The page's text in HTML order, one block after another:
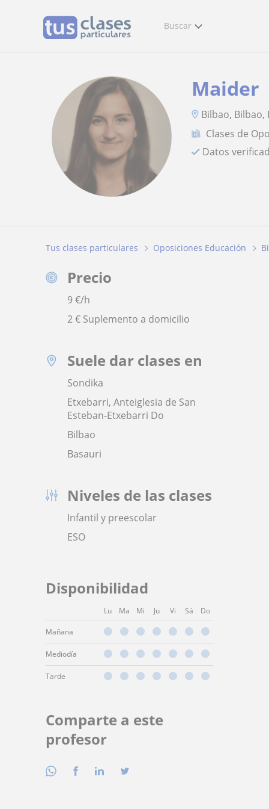
Buscar
Maider
Bilbao, Bilbao,
Clases de
Datos
Tus clases particulares Oposiciones Educación
Precio
9€/h
2 € Suplemento a domicilio
Suele dar clases en
Sondika
Etxebarri, Anteiglesia de San
Esteban-Etxebarri Do
Bilbao
Basauri
Niveles de las clases
Infantil y preescolar
ESO
Disponibilidad
Lu Ma Mi Ju Vi Sá Do
Mañana
Mediodía
Tarde
Comparte a este
profesor